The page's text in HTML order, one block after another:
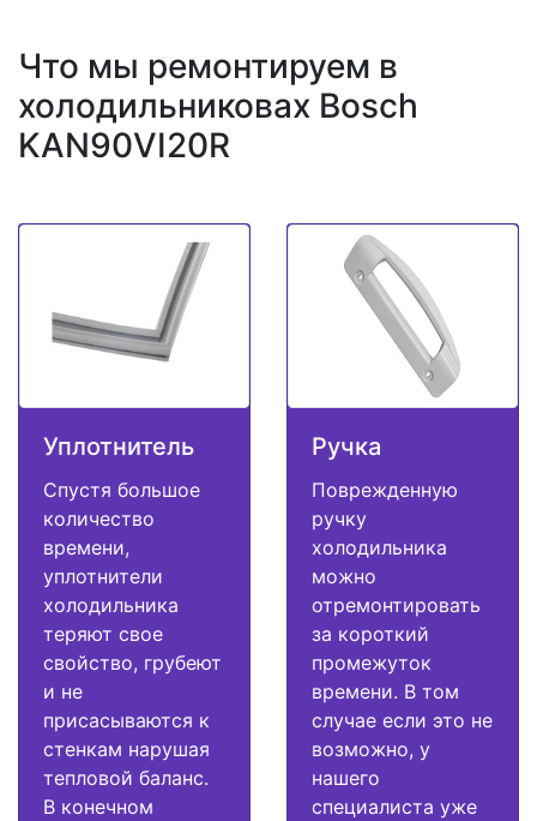
Что мы ремонтируем в
холодильниковах Bosch
KAN90VI20R
Уплотнитель
Спустя большое
количество
времени,
уплотнители
холодильника
теряют свое
свойство, грубеют
и не
присасываются к
стенкам нарушая
тепловой баланс.
В конечном
Ручка
Поврежденную
ручку
холодильника
можно
отремонтировать
за короткий
промежуток
времени. В том
случае если это не
возможно, у
нашего
специалиста уже